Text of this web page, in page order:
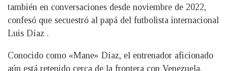
también en conversaciones desde noviembre de 2022,
confesó que secuestró al papá del futbolista internacional
Luis Díaz .
Conocido como «Mane» Díaz, el entrenador aficionado
aún está retenido cerca de la frontera con Venezuela,